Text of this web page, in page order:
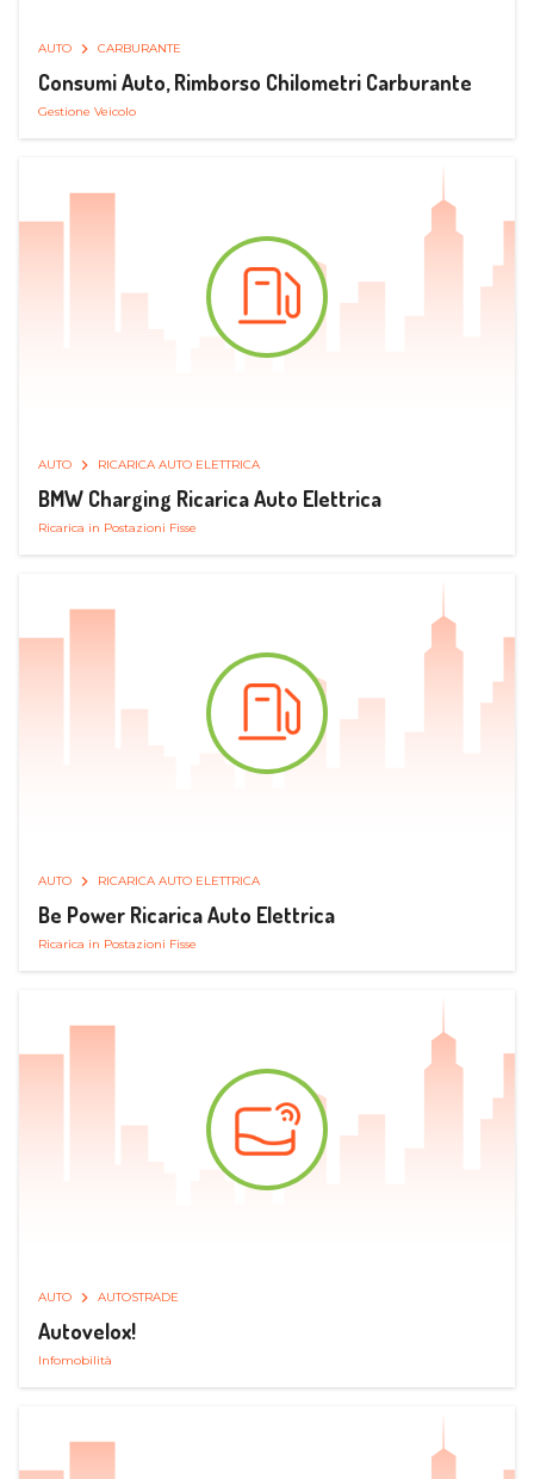
AUTO CARBURANTE
Consumi Auto, Rimborso Chilometri Carburante
Gestione Veicolo
AUTO RICARICA AUTO ELETTRICA
BMW Charging Ricarica Auto Elettrica
Ricarica in Postazioni Fisse
AUTO RICARICA AUTO ELETTRICA
Be Power Ricarica Auto Elettrica
Ricarica in Postazioni Fisse
AUTO AUTOSTRADE
Autovelox!
Infomobilità